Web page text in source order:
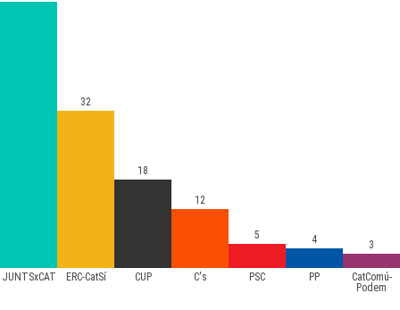
JUNTSxCAT ERC-CatSí CUP C's PSC PP
CatComú-
Podem
32
18
12
5 4 3